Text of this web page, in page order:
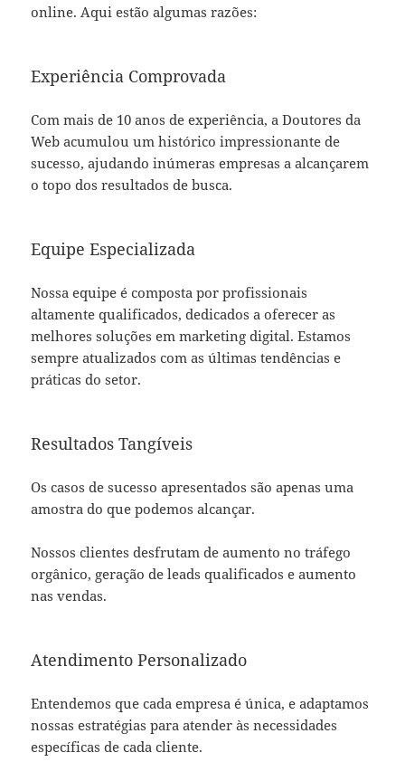
online. Aqui estão algumas razões:
Experiência Comprovada
Com mais de 10 anos de experiência, a Doutores da
Web acumulou um histórico impressionante de
sucesso, ajudando inúmeras empresas a alcançarem
o topo dos resultados de busca.
Equipe Especializada
Nossa equipe é composta por profissionais
altamente qualificados, dedicados a oferecer as
melhores soluções em marketing digital. Estamos
sempre atualizados com as últimas tendências e
práticas do setor.
Resultados Tangíveis
Os casos de sucesso apresentados são apenas uma
amostra do que podemos alcançar.
Nossos clientes desfrutam de aumento no tráfego
orgânico, geração de leads qualificados e aumento
nas vendas.
Atendimento Personalizado
Entendemos que cada empresa é única, e adaptamos
nossas estratégias para atender às necessidades
específicas de cada cliente.